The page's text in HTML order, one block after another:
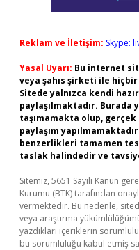
Reklam ve İletişim: Skype:
Yasal Uyarı: Bu internet
veya şahıs şirketi ile
Sitede yalnızca kendi
paylaşılmaktadır.
taşımamakta olup,
paylaşım
benzerlikleri tamamen
taslak halindedir ve
Sitemiz, 5651 Sayılı Kanun
Kurumu (BTK) tarafından
vermektedir. Bu nedenle,
veya araştırma
yazdıkları içeriklerin
bu sorumluluğu kabul etmiş